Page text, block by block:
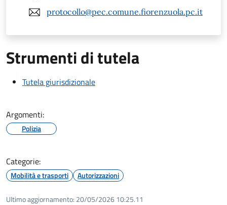
protocollo@pec.comune.fiorenzuola.pc.it
Strumenti di tutela
Tutela giurisdizionale
Argomenti:
Polizia
Categorie:
Mobilità e trasporti Autorizzazioni
Ultimo aggiornamento: 20/05/2026 10:25.11